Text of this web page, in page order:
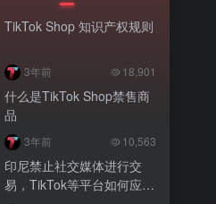
TikTok Shop 知识产权规则
3年前 18,901
什么是TikTok Shop禁售商
品
3年前 10,563
印尼禁止社交媒体进行交
易，TikTok等平台如何应